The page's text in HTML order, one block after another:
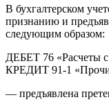
В бухгалтерском
признанию и
следующим образом:
ДЕБЕТ 76 «Расчеты
КРЕДИТ 91-1
— предъявлена